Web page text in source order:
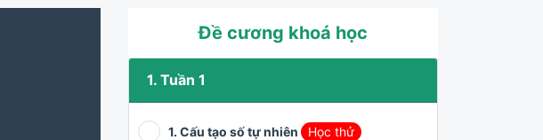
Đề cương khoá học
1. Tuần 1
1. Cấu tạo số tự nhiên Học thử